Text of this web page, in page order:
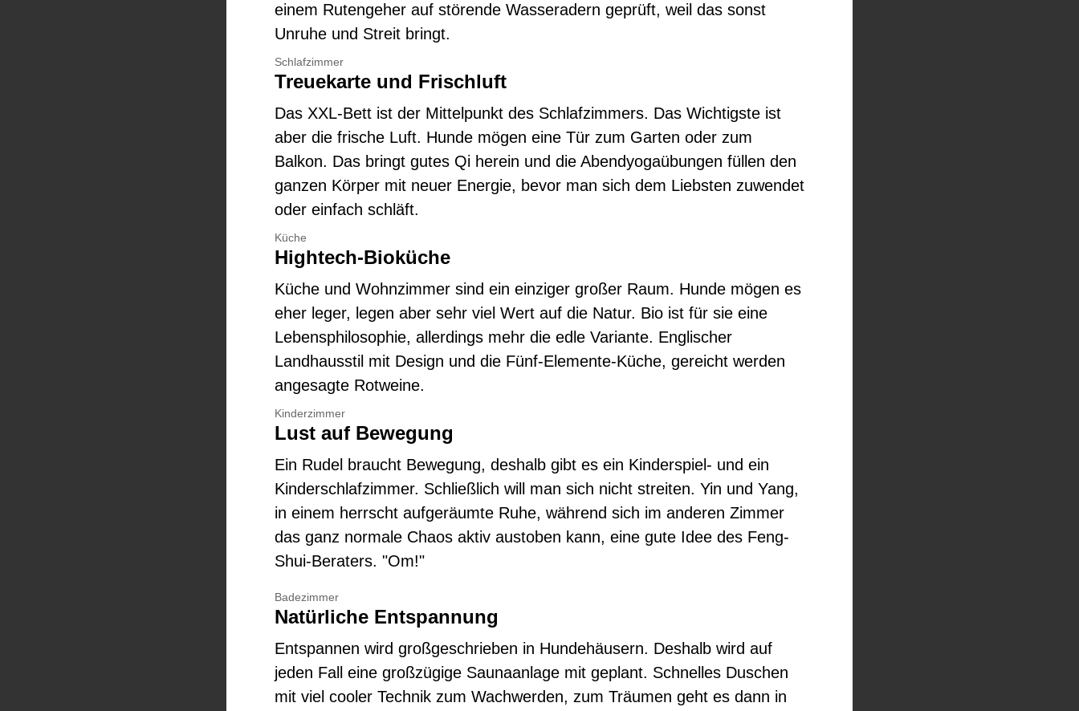
einem Rutengeher auf störende Wasseradern geprüft, weil das sonst
Unruhe und Streit bringt.
Schlafzimmer
Treuekarte und Frischluft
Das XXL-Bett ist der Mittelpunkt des Schlafzimmers. Das Wichtigste ist
aber die frische Luft. Hunde mögen eine Tür zum Garten oder zum
Balkon. Das bringt gutes Qi herein und die Abendyogaübungen füllen den
ganzen Körper mit neuer Energie, bevor man sich dem Liebsten zuwendet
oder einfach schläft.
Küche
Hightech-Bioküche
Küche und Wohnzimmer sind ein einziger großer Raum. Hunde mögen es
eher leger, legen aber sehr viel Wert auf die Natur. Bio ist für sie eine
Lebensphilosophie, allerdings mehr die edle Variante. Englischer
Landhausstil mit Design und die Fünf-Elemente-Küche, gereicht werden
angesagte Rotweine.
Kinderzimmer
Lust auf Bewegung
Ein Rudel braucht Bewegung, deshalb gibt es ein Kinderspiel- und ein
Kinderschlafzimmer. Schließlich will man sich nicht streiten. Yin und Yang,
in einem herrscht aufgeräumte Ruhe, während sich im anderen Zimmer
das ganz normale Chaos aktiv austoben kann, eine gute Idee des Feng-
Shui-Beraters. "Om!"
Badezimmer
Natürliche Entspannung
Entspannen wird großgeschrieben in Hundehäusern. Deshalb wird auf
jeden Fall eine großzügige Saunaanlage mit geplant. Schnelles Duschen
mit viel cooler Technik zum Wachwerden, zum Träumen geht es dann in